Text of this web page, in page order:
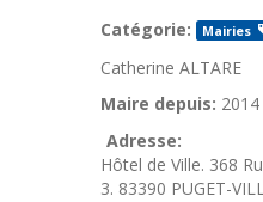
Catégorie: Mairies
Catherine ALTARE
Maire depuis: 2014
Adresse:
Hôtel de Ville. 368
3. 83390 PUGET-